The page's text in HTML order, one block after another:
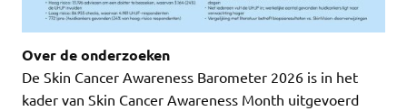
Over de onderzoeken
De Skin Cancer Awareness Barometer 2026 is in het
kader van Skin Cancer Awareness Month uitgevoerd